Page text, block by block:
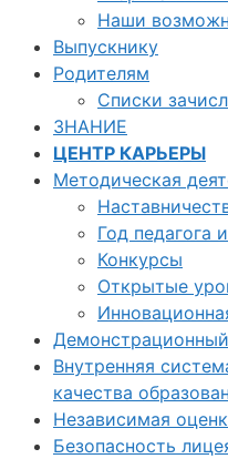
Наши
Выпускнику
Родителям
Списки
ЗНАНИЕ
ЦЕНТР КАРЬЕРЫ
Методическая
Год педагога
Конкурсы
Открытые
Внутренняя
качества
Независимая
Безопасность